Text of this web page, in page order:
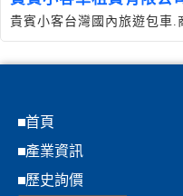
貴賓小客台灣國內旅遊包車.
首頁
產業資訊
歷史詢價